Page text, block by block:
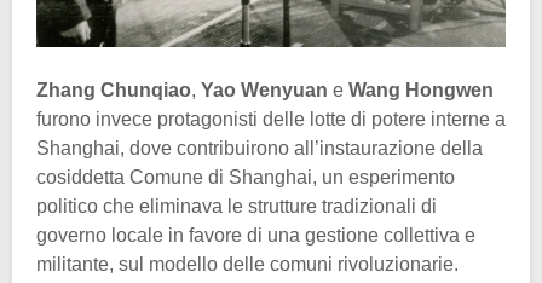
Zhang Chunqiao, Yao Wenyuan e Wang Hongwen
furono invece protagonisti delle lotte di potere interne a
Shanghai, dove contribuirono all’instaurazione della
cosiddetta Comune di Shanghai, un esperimento
politico che eliminava le strutture tradizionali di
governo locale in favore di una gestione collettiva e
militante, sul modello delle comuni rivoluzionarie.